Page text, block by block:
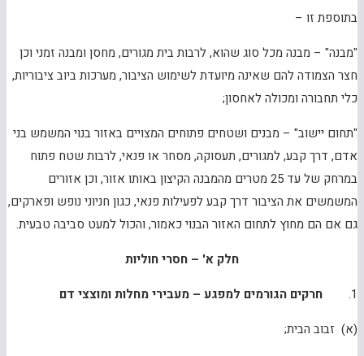
בתוספת זו –
"מבנה" – מבנה מכל סוג שהוא, לרבות בית מגורים, מחסן ומבנה זמני וכן
חצר הצמודה להם שאינה מיועדת לשימוש הציבור, מערכות ביוב ציבוריות,
כלי תחבורה ומכולה לאחסון;
"תחום יישוב" – מבנים ושטחים פתוחים המצויים באזור בנוי המשמש בני
אדם, דרך קבע, למגורים, תעסוקה, מסחר או פנאי, לרבות שטח פתוח
במרחק של עד 25 מטרים מהמבנה הקיצון באותו אזור, וכן אזורים
המשמשים את הציבור דרך קבע לפעילות פנאי, כגון חניוני נופש ופארקים,
גם אם הם מחוץ לתחום האזור הבנוי כאמור, והכול למעט סביבה טבעית.
חלק א' – חסרי חוליות
1.
חרקים הגורמים למפגע – מעבירי מחלות ומוצצי דם
(א) זבוב הבית;